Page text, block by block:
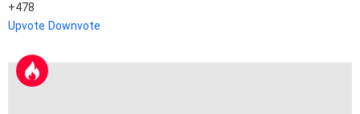
478
Upvote Downvote